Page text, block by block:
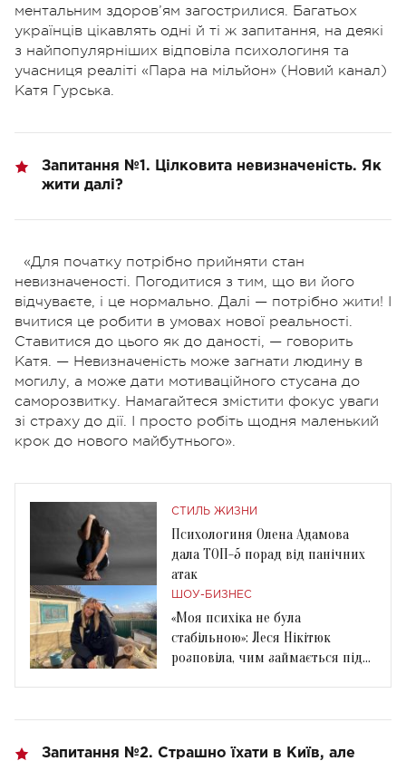
ментальним здоров’ям загострилися. Багатьох
українців цікавлять одні й ті ж запитання, на деякі
з найпопулярніших відповіла психологиня та
учасниця реаліті «Пара на мільйон» (Новий канал)
Катя Гурська.
Запитання №1. Цілковита невизначеність. Як
жити далі?
«Для початку потрібно прийняти стан
невизначеності. Погодитися з тим, що ви його
відчуваєте, і це нормально. Далі — потрібно жити! І
вчитися це робити в умовах нової реальності.
Ставитися до цього як до даності, — говорить
Катя. — Невизначеність може загнати людину в
могилу, а може дати мотиваційного стусана до
саморозвитку. Намагайтеся змістити фокус уваги
зі страху до дії. І просто робіть щодня маленький
крок до нового майбутнього».
СТИЛЬ ЖИЗНИ
Психологиня Олена Адамова
дала ТОП-5 порад від панічних
атак
ШОУ-БИЗНЕС
«Моя психіка не була
стабільною»: Леся Нікітюк
розповіла, чим займається під
Запитання №2. Страшно їхати в Київ, але